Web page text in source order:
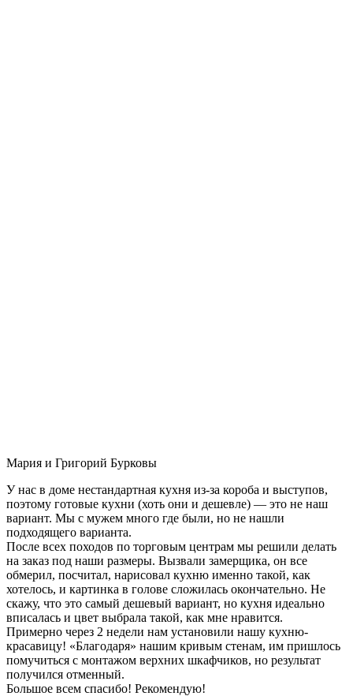
Мария и Григорий Бурковы
У нас в доме нестандартная кухня из-за короба и выступов,
поэтому готовые кухни (хоть они и дешевле) — это не наш
вариант. Мы с мужем много где были, но не нашли
подходящего варианта.
После всех походов по торговым центрам мы решили делать
на заказ под наши размеры. Вызвали замерщика, он все
обмерил, посчитал, нарисовал кухню именно такой, как
хотелось, и картинка в голове сложилась окончательно. Не
скажу, что это самый дешевый вариант, но кухня идеально
вписалась и цвет выбрала такой, как мне нравится.
Примерно через 2 недели нам установили нашу кухню-
красавицу! «Благодаря» нашим кривым стенам, им пришлось
помучиться с монтажом верхних шкафчиков, но результат
получился отменный.
Большое всем спасибо! Рекомендую!